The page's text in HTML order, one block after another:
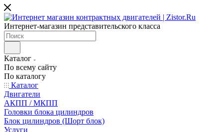
Интернет-магазин представительского класса
Каталог
По всему сайту
По каталогу
Каталог
Двигатели
АКПП / МКПП
Головки блока цилиндров
Блок цилиндров (Шорт блок)
Услуги